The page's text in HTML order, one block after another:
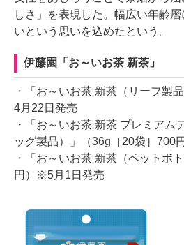
しさ」を表現した。幅広い年齢
いという思いを込めたという。
伊藤園「お～いお茶 新茶」
・「お～いお茶 新茶（リーフ製
4月22日発売
・「お～いお茶 新茶 プレミアム
ッグ製品）」（36g［20袋］700
・「お～いお茶 新茶（ペットボ
円）※5月1日発売